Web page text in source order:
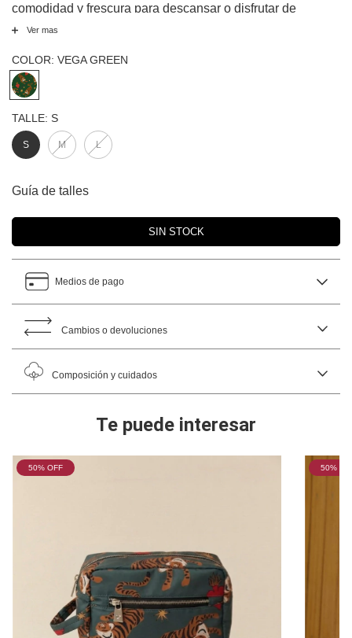
comodidad y frescura para descansar o disfrutar de
momentos de relax en casa. El estampado de tigres y
quienes buscan sumar personalidad a sus noches.
Ver mas
TALLE: S
S M L
COLOR: VEGA GREEN
Guía de talles
Medios de pago
Cambios o devoluciones
Composición y cuidados
Te puede interesar
50% OFF 50%